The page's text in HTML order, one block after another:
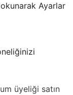
Ayarlar
üyeliği satın